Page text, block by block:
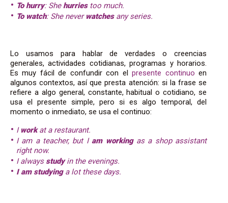
To hurry: Shehurriestoo much.
To watch: She never watchesany series.
Lo usamos para hablar de verdades o creencias
generales, actividades cotidianas, programas y horarios.
Es muy fácil de confundir con elpresente continuo en
algunos contextos, así que presta atención: si la frase se
refiere a algo general, constante, habitual o cotidiano, se
usa el presente simple, pero si es algo temporal, del
momento o inmediato, se usa el continuo:
I workat a restaurant.
I am a teacher, but Iam workingas a shop assistant
right now.
I always studyin the evenings.
I am studyinga lot these days.